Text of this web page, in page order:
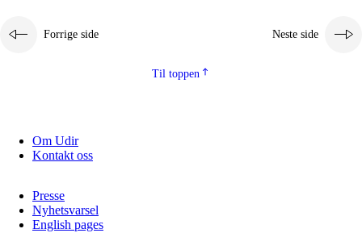
Forrige side Neste side
Til toppen
Om Udir
Kontakt oss
Presse
Nyhetsvarsel
English pages